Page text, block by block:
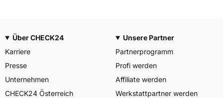
Über CHECK24
Karriere
Presse
Unternehmen
CHECK24 Österreich
Unsere Partner
Partnerprogramm
Profi werden
Affiliate werden
Werkstattpartner werden